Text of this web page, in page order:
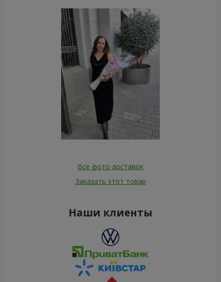
Все фото доставок
Заказать этот товар
Наши клиенты